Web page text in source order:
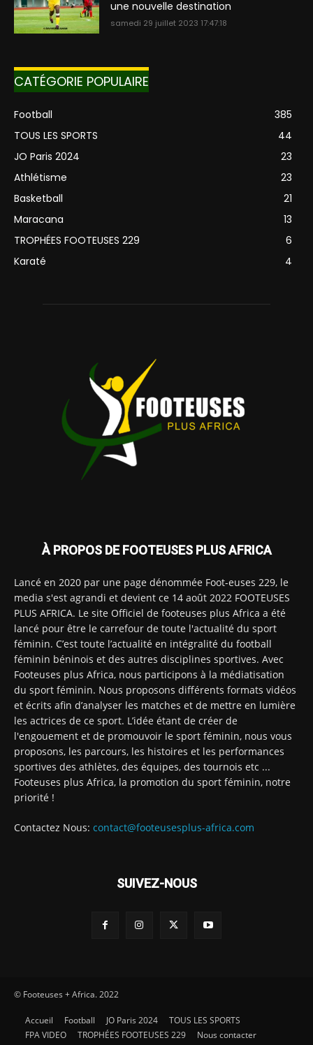
une nouvelle destination
samedi 29 juillet 2023 17:47:18
CATÉGORIE POPULAIRE
Football
385
TOUS LES SPORTS
44
JO Paris 2024
23
Athlétisme
23
Basketball
21
Maracana
13
TROPHÉES FOOTEUSES 229
6
Karaté
4
À PROPOS DE FOOTEUSES PLUS AFRICA
Lancé en 2020 par une page dénommée Foot-euses 229, le
media s'est agrandi et devient ce 14 août 2022 FOOTEUSES
PLUS AFRICA. Le site Officiel de footeuses plus Africa a été
lancé pour être le carrefour de toute l'actualité du sport
féminin. C’est toute l’actualité en intégralité du football
féminin béninois et des autres disciplines sportives. Avec
Footeuses plus Africa, nous participons à la médiatisation
du sport féminin. Nous proposons différents formats vidéos
et écrits afin d’analyser les matches et de mettre en lumière
les actrices de ce sport. L’idée étant de créer de
l'engouement et de promouvoir le sport féminin, nous vous
proposons, les parcours, les histoires et les performances
sportives des athlètes, des équipes, des tournois etc ...
Footeuses plus Africa, la promotion du sport féminin, notre
priorité !
Contactez Nous: contact@footeusesplus-africa.com
SUIVEZ-NOUS
© Footeuses + Africa. 2022
Accueil Football JO Paris 2024
TOUS LES SPORTS
FPA VIDEO
TROPHÉES FOOTEUSES 229 Nous contacter